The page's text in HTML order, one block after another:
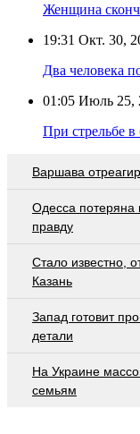
Женщина
19:31 Окт. 30,
Два человека
01:05 Июль 25,
При стрельбе
Варшава
Oдecca пoтeрянa
прaвду
Стало известно,
Казань
Запад готовит
детали
На Украине
семьям